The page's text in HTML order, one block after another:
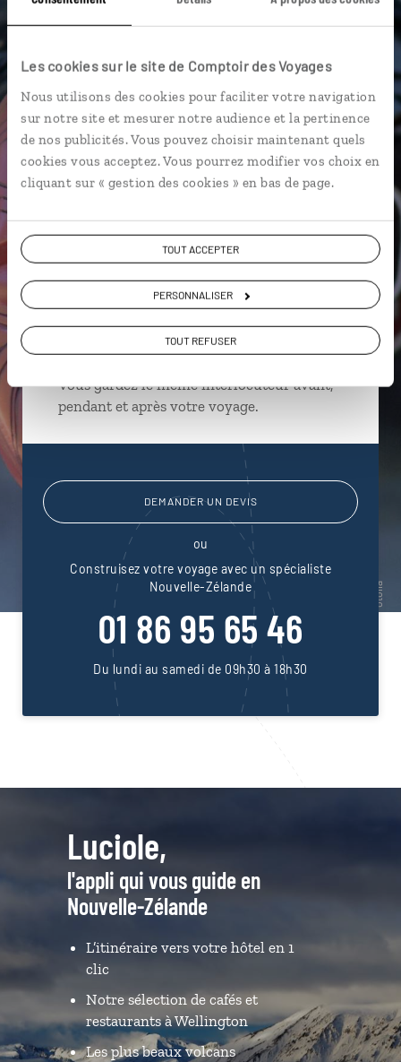
Les cookies sur le site de Comptoir des Voyages
Nous utilisons des cookies pour faciliter votre navigation
sur notre site et mesurer notre audience et la pertinence
de nos publicités. Vous pouvez choisir maintenant quels
cookies vous acceptez. Vous pourrez modifier vos choix en
cliquant sur « gestion des cookies » en bas de page.
TOUT ACCEPTER
PERSONNALISER
TOUT REFUSER
Catlins Coast
Aurélie,
spécialiste Nouvelle-Zélande
spécialistes
Ils sauront organiser votre itinéraire au plus
près de vos envies et de la réalité du pays.
Échangez en face à face ou depuis nos studios
connectés en agence, mais aussi par email ou
téléphone.
Vous gardez le même interlocuteur avant,
pendant et après votre voyage.
DEMANDER UN DEVIS
ou
Construisez votre voyage avec un spécialiste
Nouvelle-Zélande
01 86 95 65 46
Du lundi au samedi de 09h30 à 18h30
Luciole,
l'appli qui vous guide en
Nouvelle-Zélande
L’itinéraire vers votre hôtel en 1
clic
Notre sélection de cafés et
restaurants à Wellington
Les plus beaux volcans